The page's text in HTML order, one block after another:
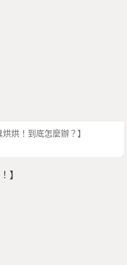
烘！到底怎麼辦？】